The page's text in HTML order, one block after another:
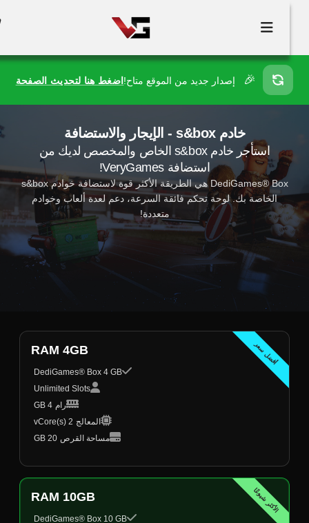
🎉 إصدار جديد من الموقع متاح! اضغط هنا لتحديث الصفحة
خادم s&box - الإيجار والاستضافة
استأجر خادم s&box الخاص والمخصص لديك من
استضافة VeryGames!
DediGames® Box هي الطريقة الأكثر قوة لاستضافة خوادم s&box
الخاصة بك. لوحة تحكم فائقة السرعة، دعم لعدة ألعاب وخوادم
متعددة!
أفضل سعر RAM 4GB
DediGames® Box 4 GB
Unlimited Slots
رام 4 GB
المعالج 2 vCore(s)
مساحة القرص 20 GB
الأكثر شيوعًا RAM 10GB
DediGames® Box 10 GB